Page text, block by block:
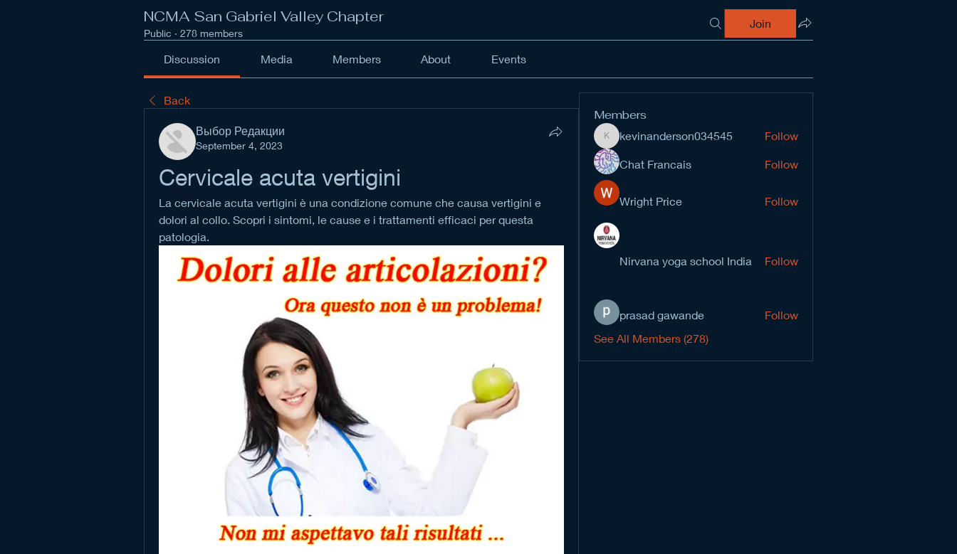
NCMA San Gabriel Valley Chapter
Public · 278 members
Join
Discussion Media Members About Events
Back
Выбор Редакции
September 4, 2023
Cervicale acuta vertigini
La cervicale acuta vertigini è una condizione comune che causa vertigini e
dolori al collo. Scopri i sintomi, le cause e i trattamenti efficaci per questa
patologia.
Members
kevinanderson034545
kevinanderson034545 Follow
Chat Francais Follow
Wright Price Follow
Nirvana yoga school India Follow
prasad gawande
Follow
See All Members (278)